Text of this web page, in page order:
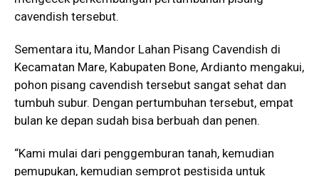
cavendish tersebut.
Sementara itu, Mandor Lahan Pisang Cavendish di
Kecamatan Mare, Kabupaten Bone, Ardianto mengakui,
pohon pisang cavendish tersebut sangat sehat dan
tumbuh subur. Dengan pertumbuhan tersebut, empat
bulan ke depan sudah bisa berbuah dan penen.
“Kami mulai dari penggemburan tanah, kemudian
pemupukan, kemudian semprot pestisida untuk